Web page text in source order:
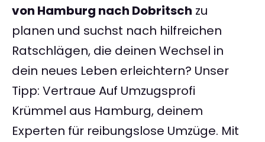
von Hamburg nach Dobritsch zu
planen und suchst nach hilfreichen
Ratschlägen, die deinen Wechsel in
dein neues Leben erleichtern? Unser
Tipp: Vertraue Auf Umzugsprofi
Krümmel aus Hamburg, deinem
Experten für reibungslose Umzüge. Mit